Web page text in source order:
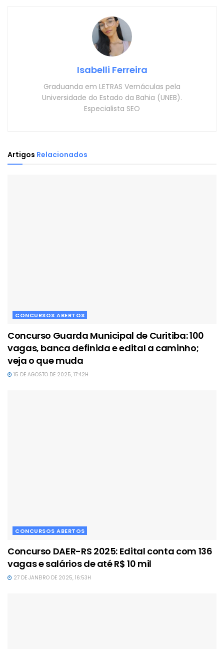
Isabelli Ferreira
Graduanda em LETRAS Vernáculas pela
Universidade do Estado da Bahia (UNEB).
Especialista SEO
Artigos Relacionados
CONCURSOS ABERTOS
Concurso Guarda Municipal de Curitiba: 100
vagas, banca definida e edital a caminho;
veja o que muda
15 DE AGOSTO DE 2025, 17:42H
CONCURSOS ABERTOS
Concurso DAER-RS 2025: Edital conta com 136
vagas e salários de até R$ 10 mil
27 DE JANEIRO DE 2025, 16:53H